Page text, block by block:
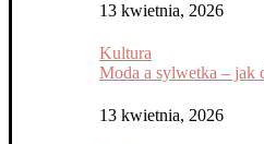
13 kwietnia, 2026
Kultura
Moda a sylwetka – jak
13 kwietnia, 2026